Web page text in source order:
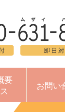
要
お問い